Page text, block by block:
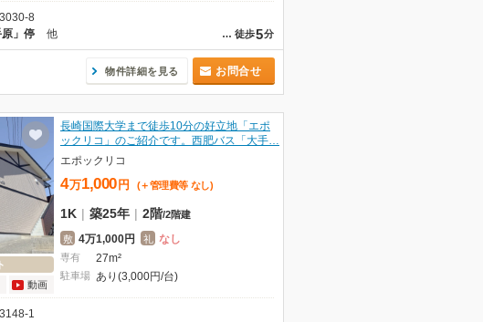
8
… 徒歩5分
原」停 他
物件詳細を見る お問合せ
動画
長崎国際大学まで徒歩10分の好立地「エポ
ックリコ」のご紹介です。西肥バス「大手…
エポックリコ
4万1,000 円 (＋管理費等 なし)
1K | 築25年 | 2階/2階建
敷 4万1,000円 礼 なし
専有 27m²
駐車場 あり(3,000円/台)
1